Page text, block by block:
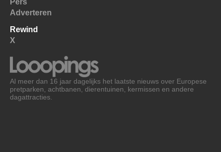
Pers
Adverteren
Rewind
X
Al meer dan 16 jaar dagelijks het laatste nieuws over Europese
pretparken, achtbanen, dierentuinen, kermissen en andere
dagattracties.